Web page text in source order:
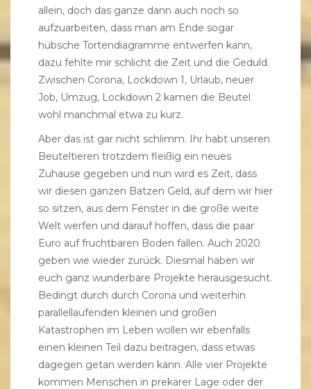
allein, doch das ganze dann auch noch so
aufzuarbeiten, dass man am Ende sogar
hübsche Tortendiagramme entwerfen kann,
dazu fehlte mir schlicht die Zeit und die Geduld.
Zwischen Corona, Lockdown 1, Urlaub, neuer
Job, Umzug, Lockdown 2 kamen die Beutel
wohl manchmal etwa zu kurz.
Aber das ist gar nicht schlimm. Ihr habt unseren
Beuteltieren trotzdem fleißig ein neues
Zuhause gegeben und nun wird es Zeit, dass
wir diesen ganzen Batzen Geld, auf dem wir hier
so sitzen, aus dem Fenster in die große weite
Welt werfen und darauf hoffen, dass die paar
Euro auf fruchtbaren Boden fallen. Auch 2020
geben wie wieder zurück. Diesmal haben wir
euch ganz wunderbare Projekte herausgesucht.
Bedingt durch durch Corona und weiterhin
parallellaufenden kleinen und großen
Katastrophen im Leben wollen wir ebenfalls
einen kleinen Teil dazu beitragen, dass etwas
dagegen getan werden kann. Alle vier Projekte
kommen Menschen in prekärer Lage oder der